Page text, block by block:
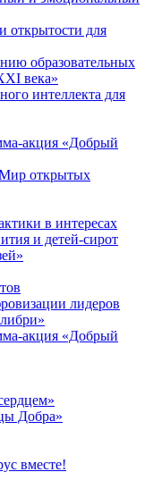
открытости для
образовательных
века»
интеллекта для
акция «Добрый
открытых
в интересах
и детей-сирот
лидеров
акция «Добрый
Добра»
вместе!